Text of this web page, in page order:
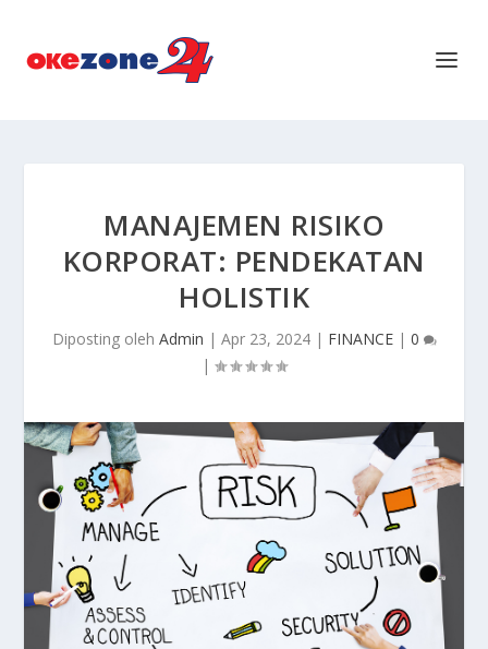
MANAJEMEN RISIKO
KORPORAT: PENDEKATAN
HOLISTIK
Diposting oleh Admin | Apr 23, 2024| FINANCE| 0
|